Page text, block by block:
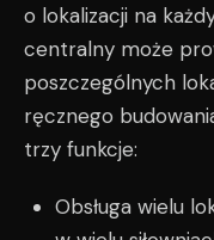
o lokalizacji na
centralny może
poszczególnych
ręcznego
trzy funkcje:
Obsługa wielu